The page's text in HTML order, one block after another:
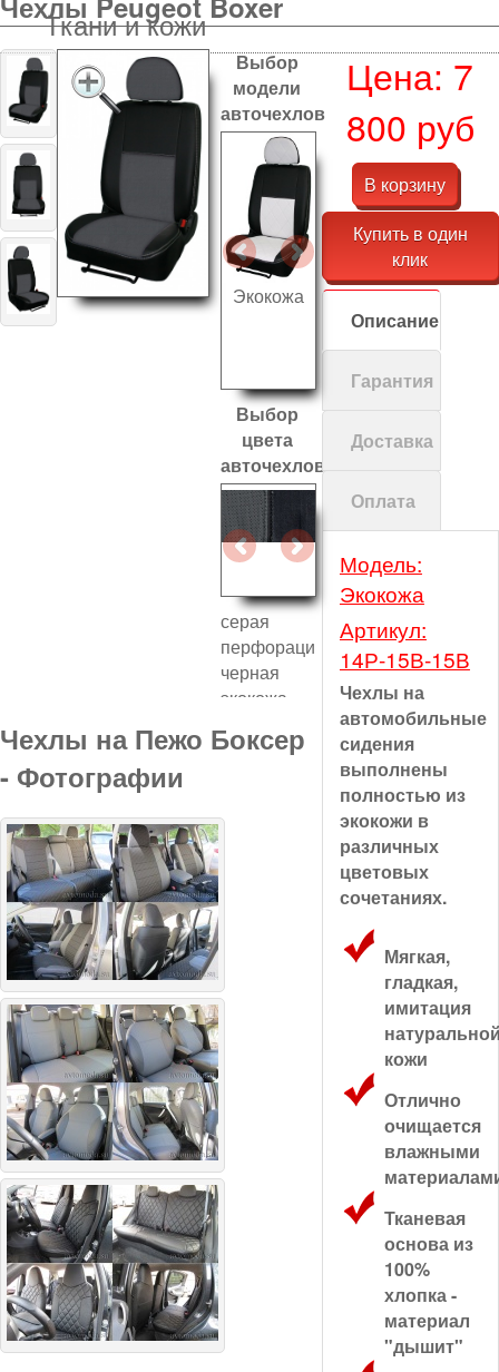
Ткани и кожи
Выбор
модели
авточехлов
Экокожа
Выбор
цвета
авточехлов
серая
перфорация
черная
экокожа
серая
Чехлы на Пежо Боксер
- Фотографии
Цена: 7
800 руб
В корзину
Купить в один
клик
Описание
Гарантия
Доставка
Оплата
Модель:
Экокожа
Артикул:
14Р-15В-15В
Чехлы на
автомобильные
сидения
выполнены
полностью из
экокожи в
различных
цветовых
сочетаниях.
Мягкая,
гладкая,
имитация
кожи
Отлично
очищается
влажными
Тканевая
основа из
100%
хлопка -
материал
"дышит"